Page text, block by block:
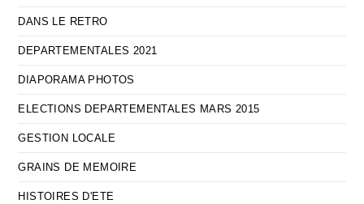
DANS LE RETRO
DEPARTEMENTALES 2021
DIAPORAMA PHOTOS
ELECTIONS DEPARTEMENTALES MARS 2015
GESTION LOCALE
GRAINS DE MEMOIRE
HISTOIRES D'ETE